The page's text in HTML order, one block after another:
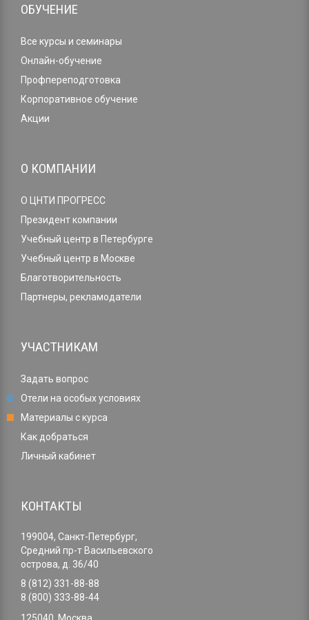
ОБУЧЕНИЕ
Все курсы и семинары
Онлайн-обучение
Профпереподготовка
Корпоративное обучение
Акции
О КОМПАНИИ
О ЦНТИ ПРОГРЕСС
Президент компании
Учебный центр в Петербурге
Учебный центр в Москве
Благотворительность
Партнеры, рекламодатели
УЧАСТНИКАМ
Задать вопрос
Отели на особых условиях
Материалы с курса
Как добраться
Личный кабинет
КОНТАКТЫ
199004, Санкт-Петербург,
Средний пр-т Васильевского
острова, д. 36/40
8 (812) 331-88-88
8 (800) 333-88-44